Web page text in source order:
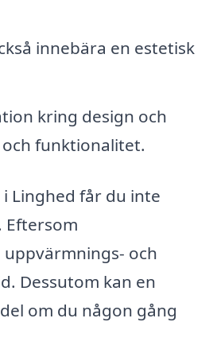
innebära en estetisk
kring design och
funktionalitet.
Linghed får du inte
Eftersom
och
Dessutom kan en
om du någon gång